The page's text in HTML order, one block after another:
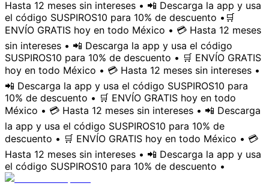
Hasta 12 meses sin intereses • 📲 Descarga la app y usa
el código SUSPIROS10 para 10% de descuento • 🛒
ENVÍO GRATIS hoy en todo México • 💳 Hasta 12 meses
sin intereses • 📲 Descarga la app y usa el código
SUSPIROS10 para 10% de descuento • 🛒 ENVÍO GRATIS
hoy en todo México • 💳 Hasta 12 meses sin intereses •
📲 Descarga la app y usa el código SUSPIROS10 para
10% de descuento • 🛒 ENVÍO GRATIS hoy en todo
México • 💳 Hasta 12 meses sin intereses • 📲 Descarga
la app y usa el código SUSPIROS10 para 10% de
descuento • 🛒 ENVÍO GRATIS hoy en todo México • 💳
Hasta 12 meses sin intereses • 📲 Descarga la app y usa
el código SUSPIROS10 para 10% de descuento •